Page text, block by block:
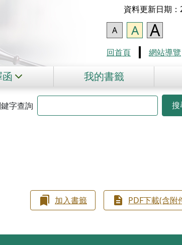
資料更新日期
A
A A
回首頁 網站導覽
我的書籤
字查詢 搜
加入書籤 PDF下載(含附